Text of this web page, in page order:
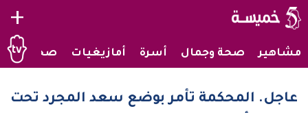
+
مشاهير صحة وجمال أسرة أمازيغيات صحراويات
عاجل. المحكمة تأمر بوضع سعد المجرد تحت